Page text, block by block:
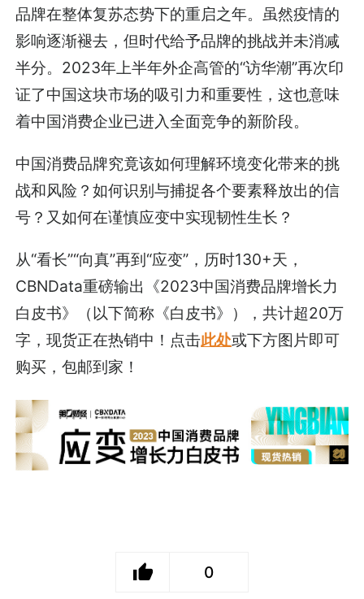
品牌在整体复苏态势下的重启之年。虽然疫情的
影响逐渐褪去，但时代给予品牌的挑战并未消减
半分。2023年上半年外企高管的“访华潮”再次印
证了中国这块市场的吸引力和重要性，这也意味
着中国消费企业已进入全面竞争的新阶段。
中国消费品牌究竟该如何理解环境变化带来的挑
战和风险？如何识别与捕捉各个要素释放出的信
号？又如何在谨慎应变中实现韧性生长？
从“看长”“向真”再到“应变”，历时130+天，
CBNData重磅输出《2023中国消费品牌增长力
白皮书》（以下简称《白皮书》），共计超20万
字，现货正在热销中！点击此处或下方图片即可
购买，包邮到家！
0